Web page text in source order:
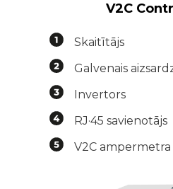
V2C
Skaitītājs
Galvenais
Invertors
RJ·45 savienotājs
V2C ampermetra